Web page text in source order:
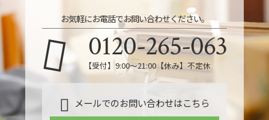
お気軽にお電話でお問い合わせください。
0120-265-063
【受付】9:00〜21:00【休み】不定休
メールでのお問い合わせはこちら